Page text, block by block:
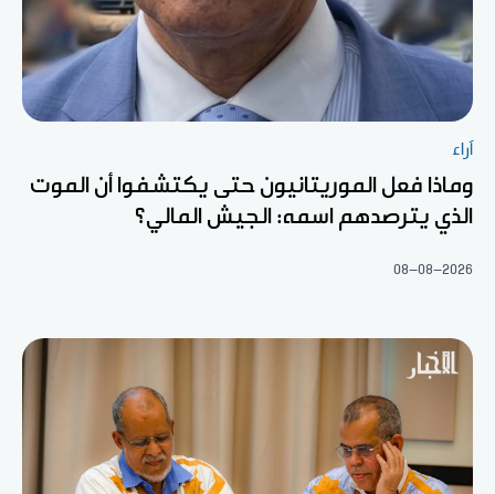
آراء
وماذا فعل الموريتانيون حتى يكتشفوا أن الموت
الذي يترصدهم اسمه: الجيش المالي؟
08-08-2026